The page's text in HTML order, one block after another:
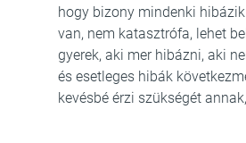
hogy bizony mindenki
van, nem katasztrófa, lehet
gyerek, aki mer hibázni, aki
és esetleges hibák
kevésbé érzi szükségét